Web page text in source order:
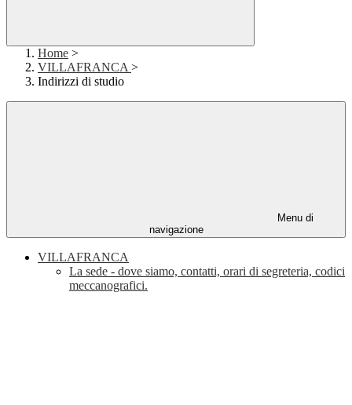
Home >
VILLAFRANCA >
Indirizzi di studio
Menu di
navigazione
VILLAFRANCA
La sede - dove siamo, contatti, orari di segreteria, codici
meccanografici.